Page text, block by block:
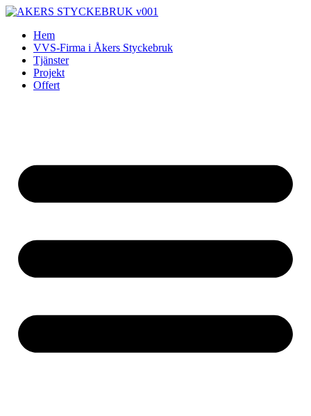
Skip
contentHem
VVS-Firma i Åkers Styckebruk
Tjänster
Projekt
Offert